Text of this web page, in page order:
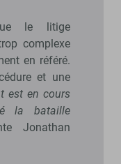
le litige
complexe
en référé.
et une
est en cours
la bataille
Jonathan